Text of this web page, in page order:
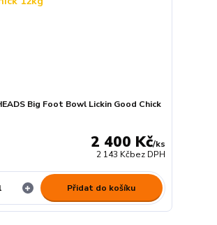
Big Foot Bowl Lickin Good Chick
2 400 Kč/ks
2 143 Kčbez DPH
Přidat do košíku